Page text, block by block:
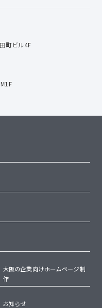
町ビル4F
大阪の企業向けホームページ制
作
お知らせ